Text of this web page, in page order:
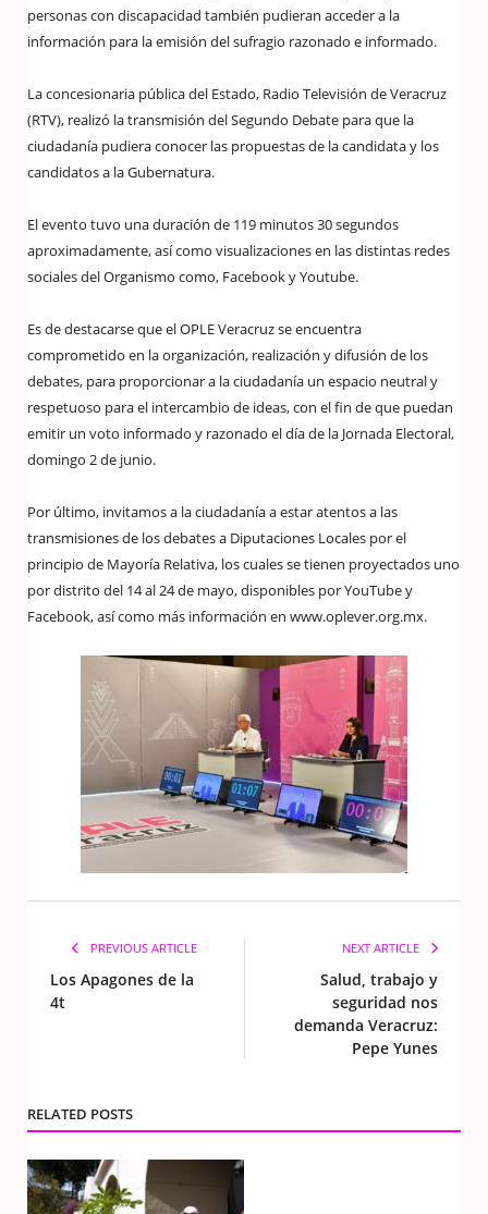
personas con discapacidad también pudieran acceder a la
información para la emisión del sufragio razonado e informado.
La concesionaria pública del Estado, Radio Televisión de Veracruz
(RTV), realizó la transmisión del Segundo Debate para que la
ciudadanía pudiera conocer las propuestas de la candidata y los
candidatos a la Gubernatura.
El evento tuvo una duración de 119 minutos 30 segundos
aproximadamente, así como visualizaciones en las distintas redes
sociales del Organismo como, Facebook y Youtube.
Es de destacarse que el OPLE Veracruz se encuentra
comprometido en la organización, realización y difusión de los
debates, para proporcionar a la ciudadanía un espacio neutral y
respetuoso para el intercambio de ideas, con el fin de que puedan
emitir un voto informado y razonado el día de la Jornada Electoral,
domingo 2 de junio.
Por último, invitamos a la ciudadanía a estar atentos a las
transmisiones de los debates a Diputaciones Locales por el
principio de Mayoría Relativa, los cuales se tienen proyectados uno
por distrito del 14 al 24 de mayo, disponibles por YouTube y
Facebook, así como más información en www.oplever.org.mx.
PREVIOUS ARTICLE
Los Apagones de la
4t
NEXT ARTICLE
Salud, trabajo y
seguridad nos
demanda Veracruz:
Pepe Yunes
RELATED POSTS